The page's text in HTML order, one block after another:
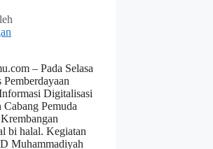
– Pada Selasa
Digitalisasi
Cabang Pemuda
bi halal. Kegiatan
Muhammadiyah